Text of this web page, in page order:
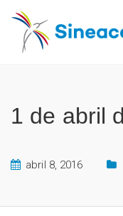
1 de abril
abril 8, 2016